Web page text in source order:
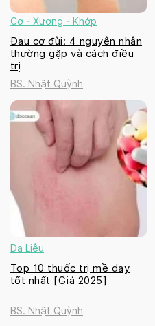
Cơ - Xương - Khớp
Đau cơ đùi: 4 nguyên nhân
thường gặp và cách điều
trị
BS. Nhật Quỳnh
Da Liễu
Top 10 thuốc trị mề đay
tốt nhất [Giá 2025]
BS. Nhật Quỳnh